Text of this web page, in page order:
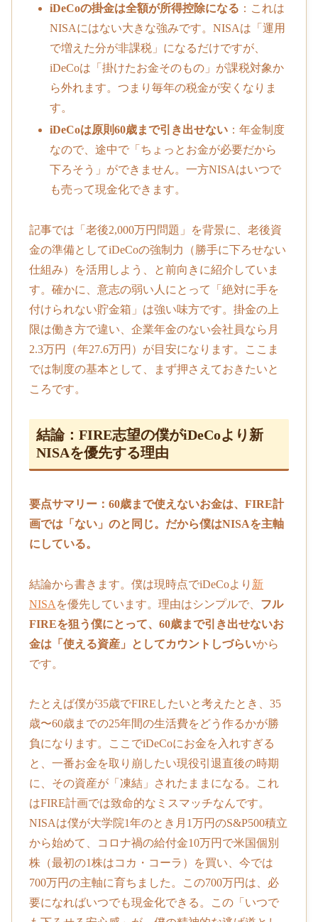
iDeCoの掛金は全額が所得控除になる ：これは
NISAにはない大きな強みです。NISAは「運用
で増えた分が非課税」になるだけですが、
iDeCoは「掛けたお金そのもの」が課税対象か
ら外れます。つまり毎年の税金が安くなりま
す。
iDeCoは原則60歳まで引き出せない ：年金制度
なので、途中で「ちょっとお金が必要だから
下ろそう」ができません。一方NISAはいつで
も売って現金化できます。
記事では「老後2,000万円問題」を背景に、老後資
金の準備としてiDeCoの強制力（勝手に下ろせない
仕組み）を活用しよう、と前向きに紹介していま
す。確かに、意志の弱い人にとって「絶対に手を
付けられない貯金箱」は強い味方です。掛金の上
限は働き方で違い、企業年金のない会社員なら月
2.3万円（年27.6万円）が目安になります。ここま
では制度の基本として、まず押さえておきたいと
ころです。
結論：FIRE志望の僕がiDeCoより新
NISAを優先する理由
要点サマリー：60歳まで使えないお金は、FIRE計
画では「ない」のと同じ。だから僕はNISAを主軸
にしている。
結論から書きます。僕は現時点でiDeCoより 新
NISA を優先しています。理由はシンプルで、 フル
FIREを狙う僕にとって、60歳まで引き出せないお
金は「使える資産」としてカウントしづらいから
です。
たとえば僕が35歳でFIREしたいと考えたとき、35
歳〜60歳までの25年間の生活費をどう作るかが勝
負になります。ここでiDeCoにお金を入れすぎる
と、一番お金を取り崩したい現役引退直後の時期
に、その資産が「凍結」されたままになる。これ
はFIRE計画では致命的なミスマッチなんです。
NISAは僕が大学院1年のとき月1万円のS&P500積立
から始めて、コロナ禍の給付金10万円で米国個別
株（最初の1株はコカ・コーラ）を買い、今では
700万円の主軸に育ちました。この700万円は、必
要になればいつでも現金化できる。この「いつで